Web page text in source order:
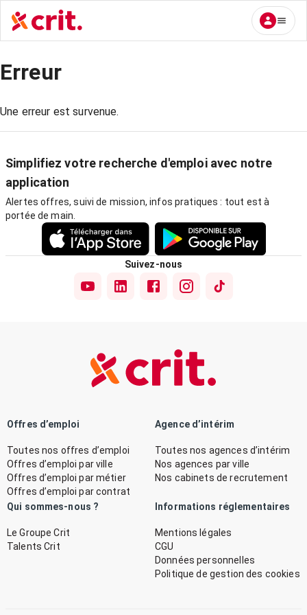
Erreur
Une erreur est survenue.
Simplifiez votre recherche d'emploi avec notre
application
Alertes offres, suivi de mission, infos pratiques : tout est à
portée de main.
Suivez-nous
Offres d’emploi
Toutes nos offres d’emploi
Offres d’emploi par ville
Offres d’emploi par métier
Offres d’emploi par contrat
Agence d’intérim
Toutes nos agences d’intérim
Nos agences par ville
Nos cabinets de recrutement
Qui sommes-nous ?
Le Groupe Crit
Talents Crit
Informations réglementaires
Mentions légales
CGU
Données personnelles
Politique de gestion des cookies